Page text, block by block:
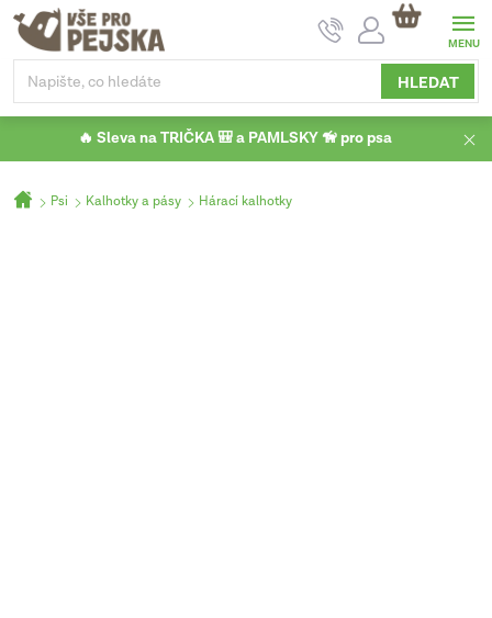
Přejít
obsah
HLEDAT
NÁKUPNÍ
KOŠÍK
🔥 Sleva na TRIČKA 🎒 a PAMLSKY 🦮 pro psa
Domů
Psi Kalhotky a pásy Hárací kalhotky